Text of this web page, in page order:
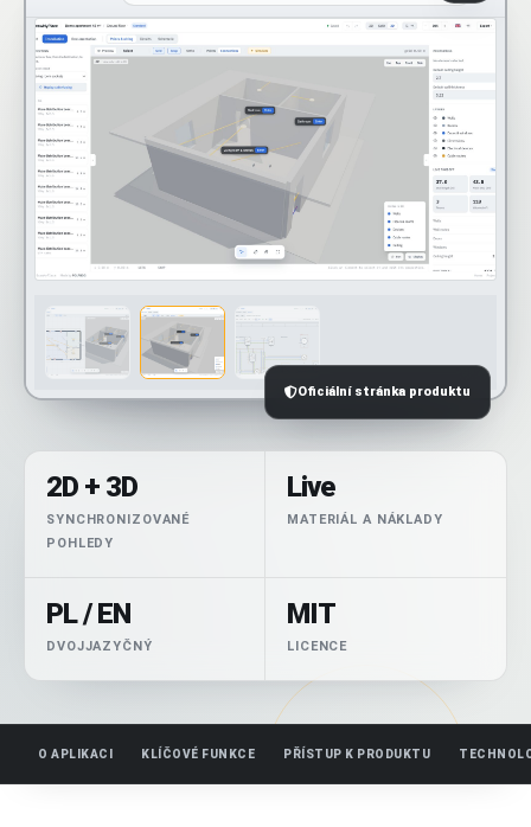
Oficiální stránka produktu
2D + 3D
SYNCHRONIZOVANÉ
POHLEDY
Live
MATERIÁL A NÁKLADY
PL / EN
DVOJJAZYČNÝ
MIT
LICENCE
O APLIKACI KLÍČOVÉ FUNKCE PŘÍSTUP K PRODUKTU